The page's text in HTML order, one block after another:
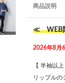
商品説明
≪ WEB
2026年8月
【 半袖以
リップルの